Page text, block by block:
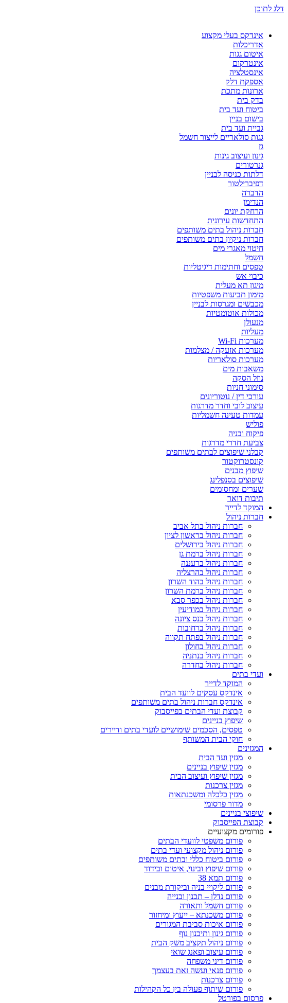
דלג לתוכן
אינדקס בעלי מקצוע
אדריכלות
איטום גגות
אינטרקום
אינסטלציה
אספקת דלק
ארונות מתכת
בדק בית
ביטוח ועד בית
בישום בניין
גביית ועד בית
גגות סולאריים לייצור חשמל
גז
גינון ועיצוב גינות
גנרטורים
דלתות כניסה לבניין
דפיברילטור
הדברה
הנדימן
הרחקת יונים
התחדשות עירונית
חברות ניהול בתים משותפים
חברות ניקיון בתים משותפים
חיטוי מאגרי מים
חשמל
טפסים וחתימות דיגיטליות
כיבוי אש
מיגון תא מעלית
מימון תביעות משפטיות
מכבשים ומגרסות לבניין
מכולות אוטומטיות
מנעולן
מעליות
מערכות Wi-Fi
מערכות אזעקה / מצלמות
מערכות סולאריות
משאבות מים
נוזל הסקה
סימוני חניות
עורכי דין / נוטוריונים
עיצוב לובי וחדר מדרגות
עמדות טעינה חשמליות
פוליש
פיקוח ובניה
צביעת חדרי מדרגות
קבלני שיפוצים לבתים משותפים
קונסטרוקטור
שיפוץ מבנים
שיפוצים בסנפלינג
שערים ומחסומים
תיבות דואר
המוקד לדייר
חברות ניהול
חברות ניהול בתל אביב
חברות ניהול בראשון לציון
חברות ניהול בירושלים
חברות ניהול ברמת גן
חברות ניהול ברעננה
חברות ניהול בהרצליה
חברות ניהול בהוד השרון
חברות ניהול ברמת השרון
חברות ניהול בכפר סבא
חברות ניהול במודיעין
חברות ניהול בנס ציונה
חברות ניהול ברחובות
חברות ניהול בפתח תקווה
חברות ניהול בחולון
חברות ניהול בנתניה
חברות ניהול בחדרה
ועדי בתים
המוקד לדייר
אינדקס עסקים לוועד הבית
אינדקס חברות ניהול בתים משותפים
קבוצת ועדי הבתים בפייסבוק
שיפוץ בניינים
טפסים, הסכמים שימושיים לועדי בתים ודיירים
חוקי הבית המשותף
המגזינים
מגזין ועד הבית
מגזין שיפוץ בניינים
מגזין שיפוץ ועיצוב הבית
מגזין צרכנות
מגזין כלכלה ומשכנתאות
מדור פרסומי
שיפוצי בניינים
קבוצת הפייסבוק
פורומים מקצועיים
פורום משפטי לוועדי הבתים
פורום ניהול מקצועי ועדי בתים
פורום ביטוח כללי ובתים משותפים
פורום שיפוץ ובינוי, איטום ובידוד
פורום תמא 38
פורום ליקויי בניה וביקורת מבנים
פורום נדלן – תכנון ובנייה
פורום חשמל ותאורה
פורום משכנתא – ייעוץ ומיחזור
פורום איכות סביבת המגורים
פורום גינון ותיכנון נוף
פורום ניהול תקציב משק הבית
פורום עיצוב ופאנג שואי
פורום דיני משפחה
פורום פנאי ועשה זאת בעצמך
פורום צרכנות
פורום שיתוף פעולה בין כל הקהילות
פרסום בפורטל